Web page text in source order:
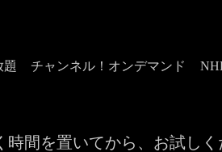
題 チャンネル！オンデマンド
間を置いてから、お試し